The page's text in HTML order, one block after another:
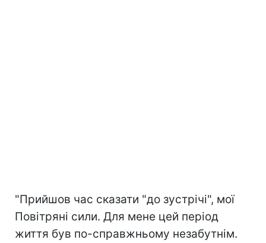
"Прийшов час сказати "до зустрічі", мої
Повітряні сили. Для мене цей період
життя був по-справжньому незабутнім.